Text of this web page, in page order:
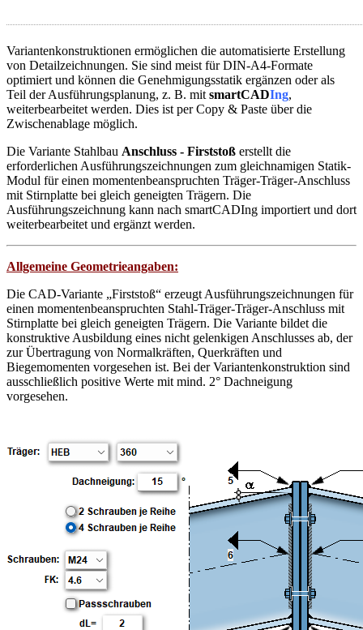
Variantenkonstruktionen ermöglichen die automatisierte Erstellung
von Detailzeichnungen. Sie sind meist für DIN-A4-Formate
optimiert und können die Genehmigungsstatik ergänzen oder als
Teil der Ausführungsplanung, z. B. mit smartCADIng,
weiterbearbeitet werden. Dies ist per Copy & Paste über die
Zwischenablage möglich.
Die Variante Stahlbau Anschluss - Firststoß erstellt die
erforderlichen Ausführungszeichnungen zum gleichnamigen Statik-
Modul für einen momentenbeanspruchten Träger-Träger-Anschluss
mit Stirnplatte bei gleich geneigten Trägern. Die
Ausführungszeichnung kann nach smartCADIng importiert und dort
weiterbearbeitet und ergänzt werden.
Allgemeine Geometrieangaben:
Die CAD-Variante „Firststoß“ erzeugt Ausführungszeichnungen für
einen momentenbeanspruchten Stahl-Träger-Träger-Anschluss mit
Stirnplatte bei gleich geneigten Trägern. Die Variante bildet die
konstruktive Ausbildung eines nicht gelenkigen Anschlusses ab, der
zur Übertragung von Normalkräften, Querkräften und
Biegemomenten vorgesehen ist. Bei der Variantenkonstruktion sind
ausschließlich positive Werte mit mind. 2° Dachneigung
vorgesehen.